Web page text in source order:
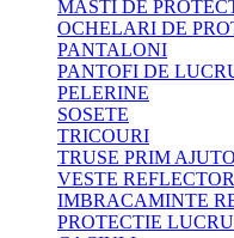
MASTI DE
OCHELARI DE
PANTALONI
PANTOFI DE
PELERINE
SOSETE
TRICOURI
TRUSE PRIM
VESTE
IMBRACAMINTE
PROTECTIE